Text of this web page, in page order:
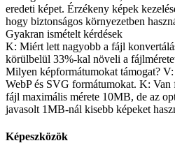
eredeti képet. Érzékeny képek
hogy biztonságos környezetben
Gyakran ismételt kérdések
K: Miért lett nagyobb a fájl
körülbelül 33%-kal növeli a
Milyen képformátumokat támogat?
WebP és SVG formátumokat. K:
fájl maximális mérete 10MB, de az
javasolt 1MB-nál kisebb képeket
Képeszközök